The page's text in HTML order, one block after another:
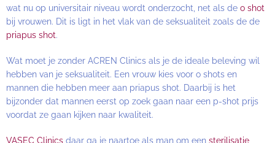
wat nu op universitair niveau wordt onderzocht, net als de o shot
bij vrouwen. Dit is ligt in het vlak van de seksualiteit zoals de de
priapus shot.
Wat moet je zonder ACREN Clinics als je de ideale beleving wil
hebben van je seksualiteit. Een vrouw kies voor o shots en
mannen die hebben meer aan priapus shot. Daarbij is het
bijzonder dat mannen eerst op zoek gaan naar een p-shot prijs
voordat ze gaan kijken naar kwaliteit.
VASEC Clinics daar ga je naartoe als man om een sterilisatie